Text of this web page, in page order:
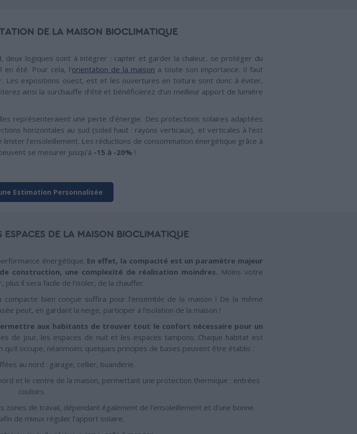
DE LA MAISON BIOCLIMATIQUE
deux logiques sont à intégrer : capter et garder la chaleur, se protéger du
été. Pour cela, l’orientation de la maison a toute son importance. Il faut
Les expositions ouest, est et les ouvertures en toiture sont donc à éviter,
ainsi la surchauffe d’été et bénéficierez d’un meilleur apport de lumière
représenteraient une perte d’énergie. Des protections solaires adaptées
horizontales au sud (soleil haut : rayons verticaux), et verticales à l’est
l’ensoleillement. Les réductions de consommation énergétique grâce à
se mesurer jusqu’à -15 à -20% !
Estimation Personnalisée
ESPACES DE LA MAISON BIOCLIMATIQUE
énergétique. En effet, la compacité est un paramètre majeur
construction, une complexité de réalisation moindres. Moins votre
il sera facile de l’isoler, de la chauffer.
bien conçue suffira pour l’ensemble de la maison ! De la même
peut, en gardant la neige, participer à l’isolation de la maison !
aux habitants de trouver tout le confort nécessaire pour un
de jour, les espaces de nuit et les espaces tampons. Chaque habitat est
occupe, néanmoins quelques principes de bases peuvent être établis :
au nord : garage, cellier, buanderie.
et le centre de la maison, permettant une protection thermique : entrées
couloirs
de travail, dépendant également de l’ensoleillement et d’une bonne
de mieux réguler l’apport solaire.